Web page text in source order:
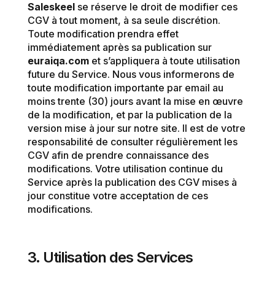
Saleskeelse réserve le droit de modifier ces
CGV à tout moment, à sa seule discrétion.
Toute modification prendra effet
immédiatement après sa publication sur
euraiqa.comet s’appliquera à toute utilisation
future du Service. Nous vous informerons de
toute modification importante par email au
moins trente (30) jours avant la mise en œuvre
de la modification, et par la publication de la
version mise à jour sur notre site. Il est de votre
responsabilité de consulter régulièrement les
CGV afin de prendre connaissance des
modifications. Votre utilisation continue du
Service après la publication des CGV mises à
jour constitue votre acceptation de ces
modifications.
3. Utilisation des Services